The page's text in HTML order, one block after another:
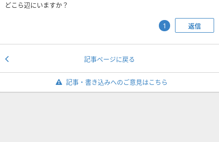
どこら辺にいますか？
返信
1
記事ページに戻る
記事・書き込みへのご意見はこちら